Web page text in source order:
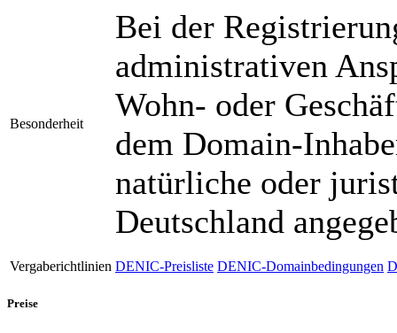
Besonderheit
Bei der
administrativen
Wohn- oder
dem Domain-
natürliche oder
Deutschland
Vergaberichtlinien DENIC-Preisliste DENIC-Domainbedingungen
Preise